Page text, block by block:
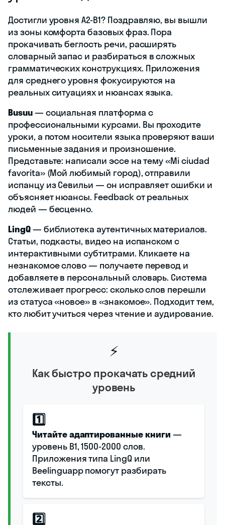
Достигли уровня A2-B1? Поздравляю, вы вышли
из зоны комфорта базовых фраз. Пора
прокачивать беглость речи, расширять
словарный запас и разбираться в сложных
грамматических конструкциях. Приложения
для среднего уровня фокусируются на
реальных ситуациях и нюансах языка.
Busuu— социальная платформа с
профессиональными курсами. Вы проходите
уроки, а потом носители языка проверяют ваши
письменные задания и произношение.
Представьте: написали эссе на тему «Mi ciudad
favorita» (Мой любимый город), отправили
испанцу из Севильи — он исправляет ошибки и
объясняет нюансы. Feedback от реальных
людей — бесценно.
LingQ— библиотека аутентичных материалов.
Статьи, подкасты, видео на испанском с
интерактивными субтитрами. Кликаете на
незнакомое слово — получаете перевод и
добавляете в персональный словарь. Система
отслеживает прогресс: сколько слов перешли
из статуса «новое» в «знакомое». Подходит тем,
кто любит учиться через чтение и аудирование.
⚡
Как быстро прокачать средний
уровень
1️⃣
Читайте адаптированные книги —
уровень B1, 1500-2000 слов.
Приложения типа LingQ или
Beelinguapp помогут разбирать
тексты.
2️⃣